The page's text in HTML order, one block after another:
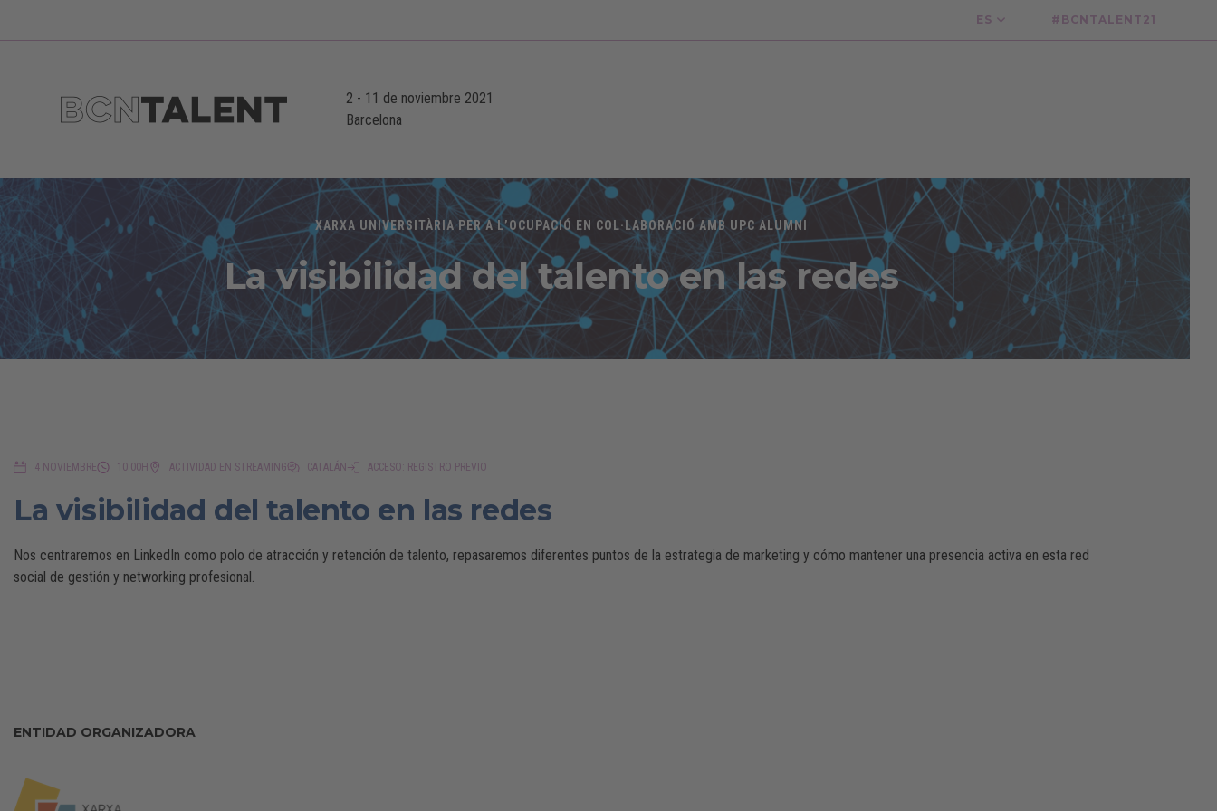
ES #BCNTALENT21
2 - 11 de noviembre 2021
Barcelona
XARXA UNIVERSITÀRIA PER A L’OCUPACIÓ EN COL·LABORACIÓ AMB UPC ALUMNI
La visibilidad del talento en las redes
4 NOVIEMBRE 10:00H ACTIVIDAD EN STREAMING CATALÁN ACCESO: REGISTRO PREVIO
La visibilidad del talento en las redes
Nos centraremos en LinkedIn como polo de atracción y retención de talento, repasaremos diferentes puntos de la estrategia de marketing y cómo mantener una presencia activa en esta red
social de gestión y networking profesional.
ENTIDAD ORGANIZADORA